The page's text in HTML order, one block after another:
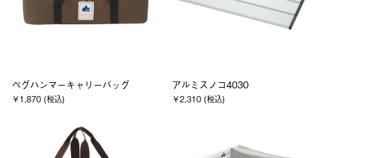
ペグハンマーキャリーバッグ
￥1,870 (税込)
アルミスノコ4030
￥2,310 (税込)